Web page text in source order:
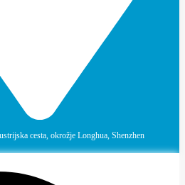
cesta, okrožje Longhua, Shenzhen